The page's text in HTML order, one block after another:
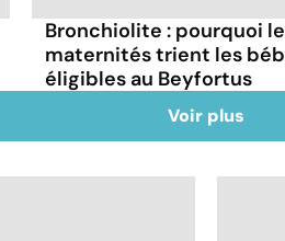
Bronchiolite : pourquoi
maternités trient les
éligibles au Beyfortus
Voir plus